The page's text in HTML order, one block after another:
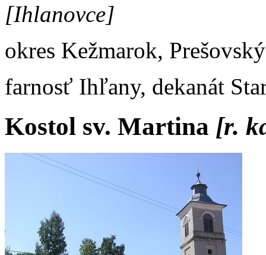
[Ihlanovce]
okres Kežmarok,
farnosť Ihľany, dekanát
Kostol sv. Martina [r.